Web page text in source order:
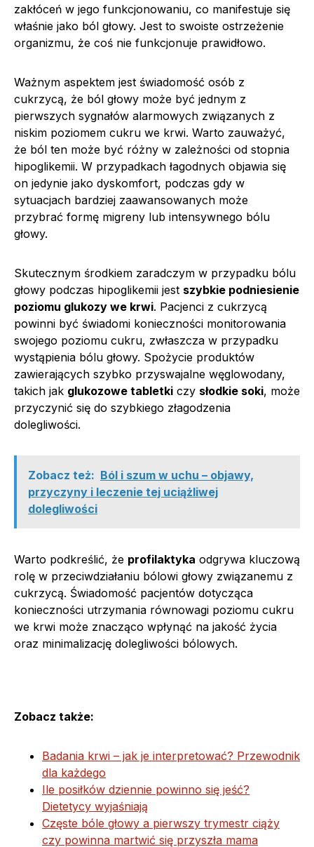
zakłóceń w jego funkcjonowaniu, co manifestuje się
właśnie jako ból głowy. Jest to swoiste ostrzeżenie
organizmu, że coś nie funkcjonuje prawidłowo.
Ważnym aspektem jest świadomość osób z
cukrzycą, że ból głowy może być jednym z
pierwszych sygnałów alarmowych związanych z
niskim poziomem cukru we krwi. Warto zauważyć,
że ból ten może być różny w zależności od stopnia
hipoglikemii. W przypadkach łagodnych objawia się
on jedynie jako dyskomfort, podczas gdy w
sytuacjach bardziej zaawansowanych może
przybrać formę migreny lub intensywnego bólu
głowy.
Skutecznym środkiem zaradczym w przypadku bólu
głowy podczas hipoglikemii jest szybkie podniesienie
poziomu glukozy we krwi. Pacjenci z cukrzycą
powinni być świadomi konieczności monitorowania
swojego poziomu cukru, zwłaszcza w przypadku
wystąpienia bólu głowy. Spożycie produktów
zawierających szybko przyswajalne węglowodany,
takich jak glukozowe tabletki czy słodkie soki, może
przyczynić się do szybkiego złagodzenia
dolegliwości.
Zobacz też: Ból i szum w uchu – objawy,
przyczyny i leczenie tej uciążliwej
dolegliwości
Warto podkreślić, że profilaktyka odgrywa kluczową
rolę w przeciwdziałaniu bólowi głowy związanemu z
cukrzycą. Świadomość pacjentów dotycząca
konieczności utrzymania równowagi poziomu cukru
we krwi może znacząco wpłynąć na jakość życia
oraz minimalizację dolegliwości bólowych.
Zobacz także:
Badania krwi – jak je interpretować? Przewodnik
dla każdego
Ile posiłków dziennie powinno się jeść?
Dietetycy wyjaśniają
Częste bóle głowy a pierwszy trymestr ciąży
czy powinna martwić się przyszła mama